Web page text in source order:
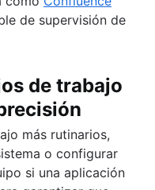
de supervisión de
de trabajo
más rutinarios,
o configurar
si una aplicación